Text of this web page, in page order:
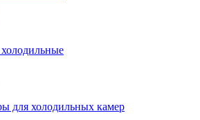
для холодильных камер